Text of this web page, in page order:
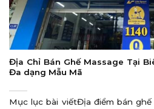
Địa Chỉ Bán Ghế Massage Tại
Đa dạng Mẫu Mã
Mục lục bài viếtĐịa điểm bán